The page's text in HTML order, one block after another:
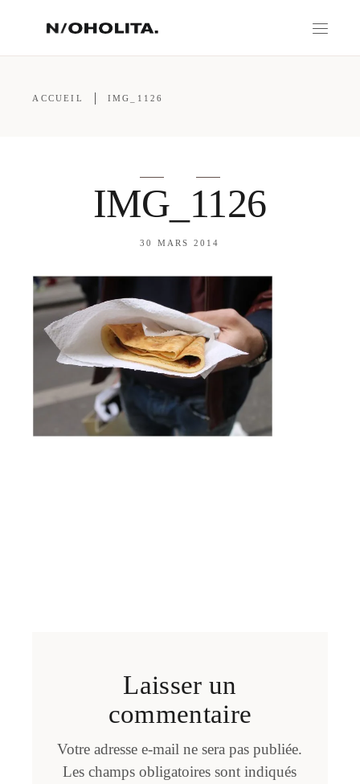
ACCUEIL IMG_1126
IMG_1126
30 MARS 2014
Laisser un
commentaire
Votre adresse e-mail ne sera pas publiée.
Les champs obligatoires sont indiqués